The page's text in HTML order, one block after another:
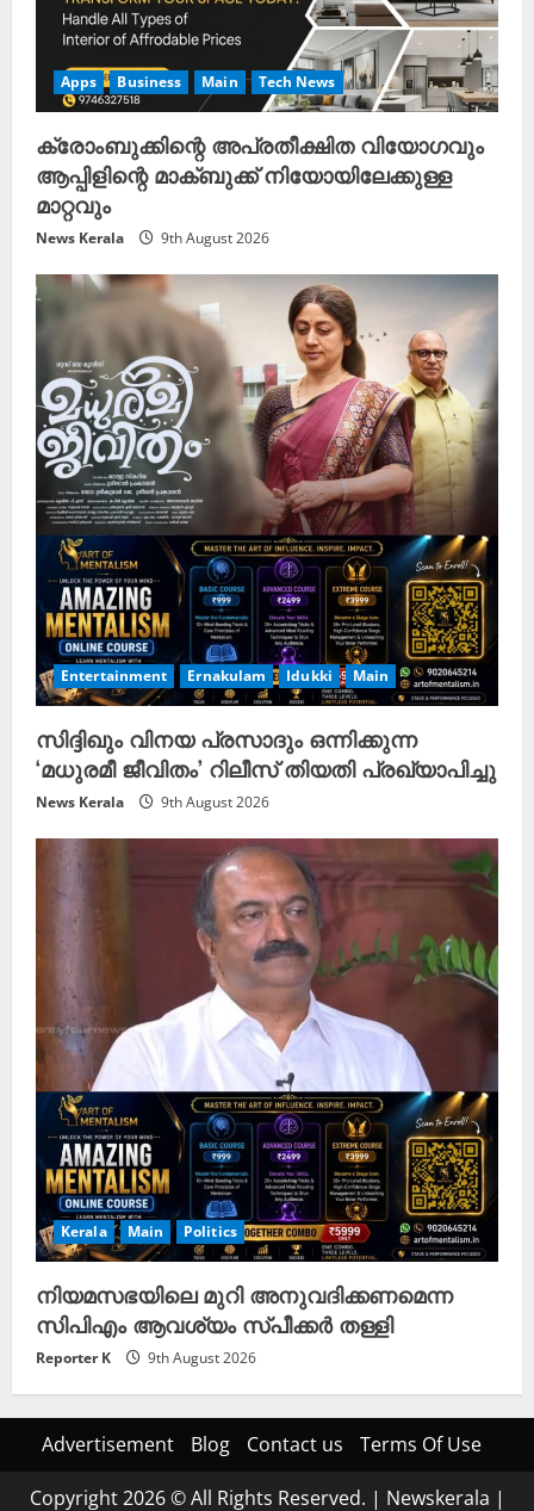
Apps Business Main Tech News
ക്രോംബുക്കിന്റെ അപ്രതീക്ഷിത വിയോഗവും
ആപ്പിളിന്റെ മാക്ബുക്ക് നിയോയിലേക്കുള്ള
മാറ്റവും
News Kerala 9th August 2026
Entertainment Ernakulam Idukki Main
സിദ്ദിഖും വിനയ പ്രസാദും ഒന്നിക്കുന്ന
‘മധുരമീ ജീവിതം’ റിലീസ് തിയതി പ്രഖ്യാപിച്ചു
News Kerala 9th August 2026
Kerala Main Politics
നിയമസഭയിലെ മുറി അനുവദിക്കണമെന്ന
സിപിഎം ആവശ്യം സ്പീക്കർ തള്ളി
Reporter K 9th August 2026
Advertisement Blog Contact us Terms Of Use
Copyright 2026 © All Rights Reserved. | Newskerala |